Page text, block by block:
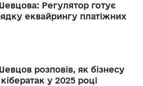
Регулятор готує
еквайрингу платіжних
розповів, як бізнесу
у 2025 році